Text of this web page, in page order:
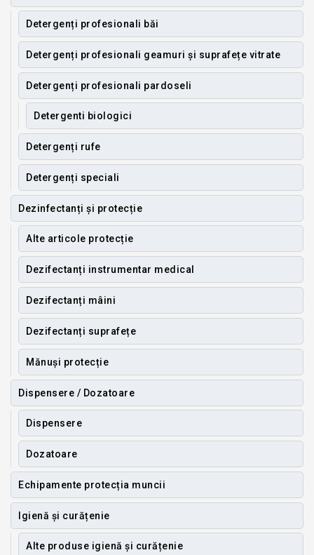
Detergenți profesionali băi
Detergenți profesionali geamuri și suprafețe vitrate
Detergenți profesionali pardoseli
Detergenti biologici
Detergenți rufe
Detergenți speciali
Dezinfectanți și protecție
Alte articole protecție
Dezifectanți instrumentar medical
Dezifectanți mâini
Dezifectanți suprafețe
Mănuși protecție
Dispensere / Dozatoare
Dispensere
Dozatoare
Echipamente protecția muncii
Igienă și curățenie
Alte produse igienă și curățenie